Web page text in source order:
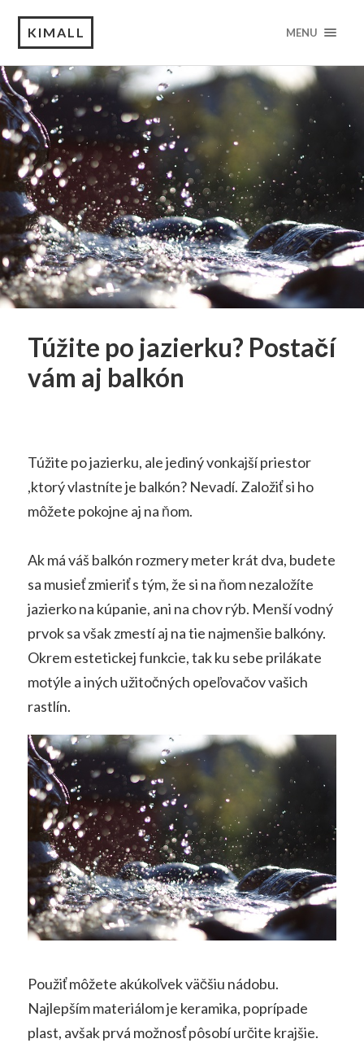
KIMALL MENU
Túžite po jazierku? Postačí
vám aj balkón
Túžite po jazierku, ale jediný vonkajší priestor
,ktorý vlastníte je balkón? Nevadí. Založiť si ho
môžete pokojne aj na ňom.
Ak má váš balkón rozmery meter krát dva, budete
sa musieť zmieriť s tým, že si na ňom nezaložíte
jazierko na kúpanie, ani na chov rýb. Menší vodný
prvok sa však zmestí aj na tie najmenšie balkóny.
Okrem estetickej funkcie, tak ku sebe prilákate
motýle a iných užitočných opeľovačov vašich
rastlín.
Použiť môžete akúkoľvek väčšiu nádobu.
Najlepším materiálom je keramika, poprípade
plast, avšak prvá možnosť pôsobí určite krajšie.